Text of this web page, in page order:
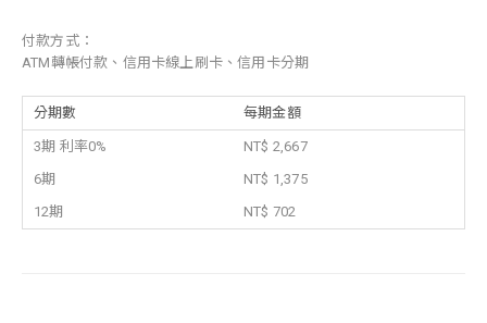
付款方式：
ATM轉帳付款、信用卡線上刷卡、信用卡分期
分期數 每期金額
3期 利率0%
NT$ 2,667
6期
NT$ 1,375
12期
NT$ 702